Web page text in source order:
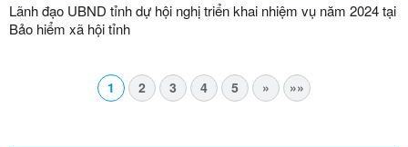
Lãnh đạo UBND tỉnh dự hội nghị triển khai nhiệm vụ năm 2024 tại
Bảo hiểm xã hội tỉnh
1 2 3 4 5 » »»